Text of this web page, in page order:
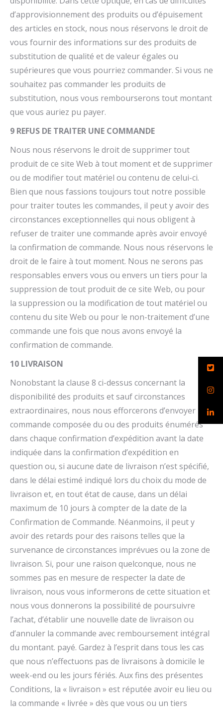
d’approvisionnement des produits ou d’épuisement
des articles en stock, nous nous réservons le droit de
vous fournir des informations sur des produits de
substitution de qualité et de valeur égales ou
supérieures que vous pourriez commander. Si vous ne
souhaitez pas commander les produits de
substitution, nous vous rembourserons tout montant
que vous auriez pu payer.
9 REFUS DE TRAITER UNE COMMANDE
Nous nous réservons le droit de supprimer tout
produit de ce site Web à tout moment et de supprimer
ou de modifier tout matériel ou contenu de celui-ci.
Bien que nous fassions toujours tout notre possible
pour traiter toutes les commandes, il peut y avoir des
circonstances exceptionnelles qui nous obligent à
refuser de traiter une commande après avoir envoyé
la confirmation de commande. Nous nous réservons le
droit de le faire à tout moment. Nous ne serons pas
responsables envers vous ou envers un tiers pour la
suppression de tout produit de ce site Web, ou pour
la suppression ou la modification de tout matériel ou
contenu du site Web ou pour le non-traitement d’une
commande une fois que nous avons envoyé la
confirmation de commande.
10 LIVRAISON
Nonobstant la clause 8 ci-dessus concernant la
disponibilité des produits et sauf circonstances
extraordinaires, nous nous efforcerons d’envoyer la
commande composée du ou des produits énumérés
dans chaque confirmation d’expédition avant la date
indiquée dans la confirmation d’expédition en
question ou, si aucune date de livraison n’est spécifié,
dans le délai estimé indiqué lors du choix du mode de
livraison et, en tout état de cause, dans un délai
maximum de 10 jours à compter de la date de la
Confirmation de Commande. Néanmoins, il peut y
avoir des retards pour des raisons telles que la
survenance de circonstances imprévues ou la zone de
livraison. Si, pour une raison quelconque, nous ne
sommes pas en mesure de respecter la date de
livraison, nous vous informerons de cette situation et
nous vous donnerons la possibilité de poursuivre
l’achat, d’établir une nouvelle date de livraison ou
d’annuler la commande avec remboursement intégral
du montant. payé. Gardez à l’esprit dans tous les cas
que nous n’effectuons pas de livraisons à domicile le
week-end ou les jours fériés. Aux fins des présentes
Conditions, la « livraison » est réputée avoir eu lieu ou
la commande « livrée » dès que vous ou un tiers